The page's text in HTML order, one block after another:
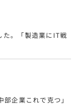
た。「製造業にIT戦
企業これで克つ」